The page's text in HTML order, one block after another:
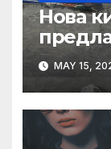
Нова
MAY 15,